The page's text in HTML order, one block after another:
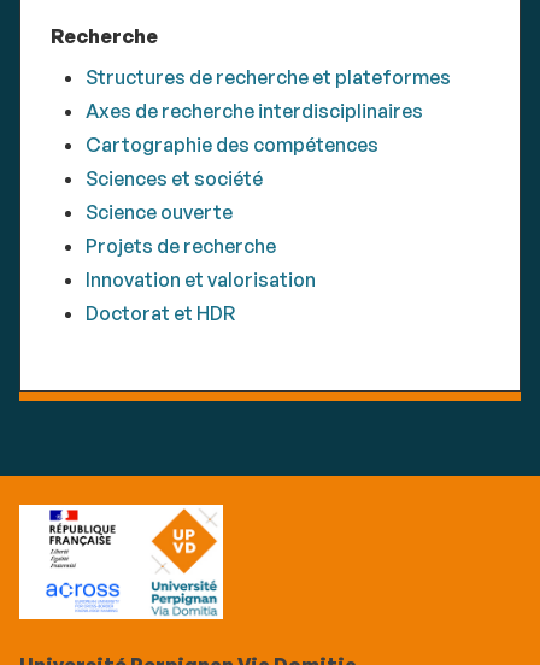
Recherche
Structures de recherche et plateformes
Axes de recherche interdisciplinaires
Cartographie des compétences
Sciences et société
Science ouverte
Projets de recherche
Innovation et valorisation
Doctorat et HDR